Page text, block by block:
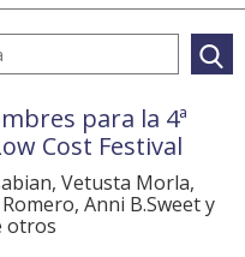
para la 4ª
Cost Festival
Vetusta Morla,
Anni B.Sweet y
otros